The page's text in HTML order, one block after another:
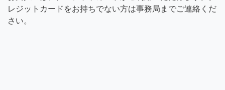
レジットカードをお持ちでない方は事務局までご連絡くだ
さい。